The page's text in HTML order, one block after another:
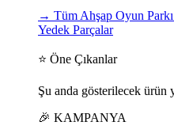
→ Tüm Ahşap Oyun Parkı
Yedek Parçalar
⭐ Öne Çıkanlar
Şu anda gösterilecek ürün
🎉 KAMPANYA